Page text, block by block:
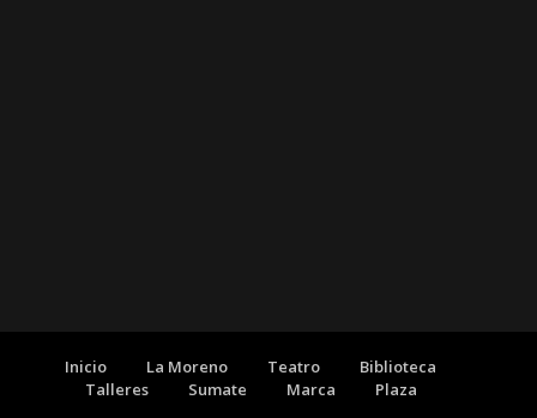
Inicio La Moreno Teatro
Biblioteca
Talleres
Sumate Marca
Plaza